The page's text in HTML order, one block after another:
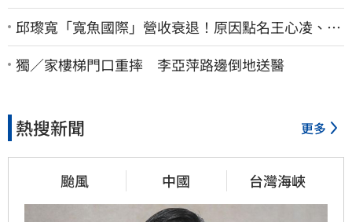
邱瓈寬「寬魚國際」營收衰退！原因點名王心凌、楊
丞琳網笑翻：太誠實
獨／家樓梯門口重摔 李亞萍路邊倒地送醫
熱搜新聞 更多
颱風 中國 台灣海峽